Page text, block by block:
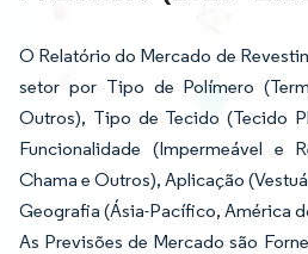
O Relatório do Mercado de
setor por Tipo de Polímero
Outros), Tipo de Tecido (Tecido
Funcionalidade (Impermeável e
Chama e Outros), Aplicação
Geografia (Ásia-Pacífico, América
As Previsões de Mercado são